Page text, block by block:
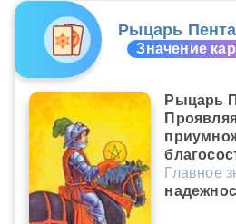
Рыцарь
Значение
Рыцарь
Главное